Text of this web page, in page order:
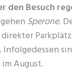
den Besuch
Sperone.
August.